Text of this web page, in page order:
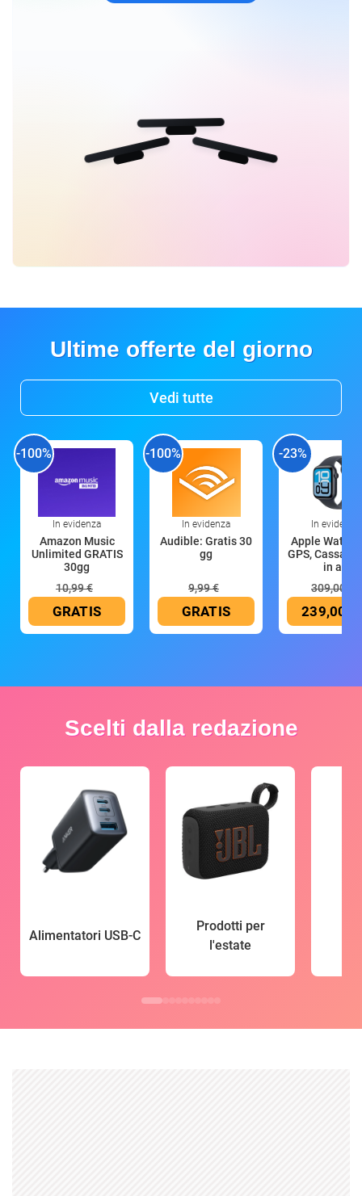
Ultime offerte del giorno
Vedi tutte
-100%
In evidenza
Amazon Music
Unlimited GRATIS
30gg
10,99 €
GRATIS
-100%
In evidenza
Audible: Gratis 30
gg
9,99 €
GRATIS
-23%
In evidenza
Apple Watch
GPS, Cassa
in all
309,00 €
239,00 €
Scelti dalla redazione
Alimentatori USB-C
Prodotti per
l'estate